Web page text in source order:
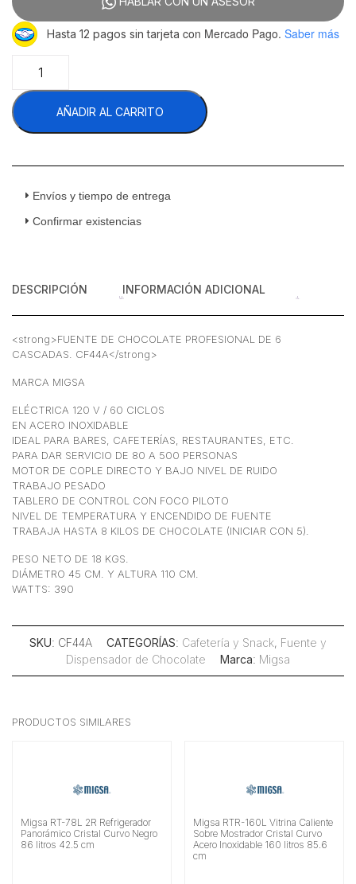
Hasta 12 pagos sin tarjeta con Mercado Pago. Saber más
CF44A
Fuente
De
Chocolate
De
Cascadas
Inoxidable
AÑADIR AL CARRITO
Envíos y tiempo de entrega
Confirmar existencias
DESCRIPCIÓN INFORMACIÓN ADICIONAL
<strong>FUENTE DE CHOCOLATE PROFESIONAL DE 6
CASCADAS. CF44A</strong>
MARCA MIGSA
ELÉCTRICA 120 V / 60 CICLOS
EN ACERO INOXIDABLE
IDEAL PARA BARES, CAFETERÍAS, RESTAURANTES, ETC.
PARA DAR SERVICIO DE 80 A 500 PERSONAS
MOTOR DE COPLE DIRECTO Y BAJO NIVEL DE RUIDO
TRABAJO PESADO
TABLERO DE CONTROL CON FOCO PILOTO
NIVEL DE TEMPERATURA Y ENCENDIDO DE FUENTE
TRABAJA HASTA 8 KILOS DE CHOCOLATE (INICIAR CON 5).
PESO NETO DE 18 KGS.
DIÁMETRO 45 CM. Y ALTURA 110 CM.
WATTS: 390
SKU: CF44A CATEGORÍAS: Cafetería y Snack, Fuente y
Dispensador de Chocolate
Marca: Migsa
PRODUCTOS SIMILARES
Migsa RT-78L 2R Refrigerador
Panorámico Cristal Curvo Negro
86 litros 42.5 cm
Migsa RTR-160L Vitrina Caliente
Sobre Mostrador Cristal Curvo
Acero Inoxidable 160 litros 85.6
cm